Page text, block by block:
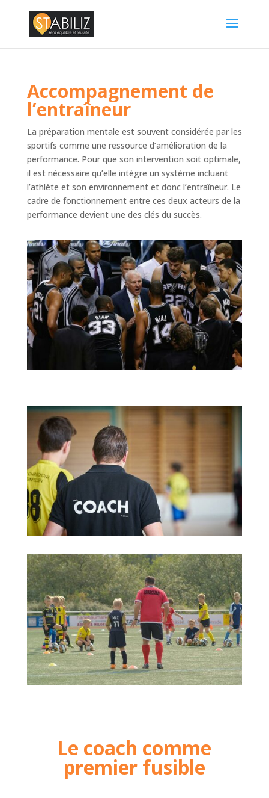
Accompagnement de
l’entraîneur
La préparation mentale est souvent considérée par les
sportifs comme une ressource d’amélioration de la
performance. Pour que son intervention soit optimale,
il est nécessaire qu’elle intègre un système incluant
l’athlète et son environnement et donc l’entraîneur. Le
cadre de fonctionnement entre ces deux acteurs de la
performance devient une des clés du succès.
Le coach comme
premier fusible